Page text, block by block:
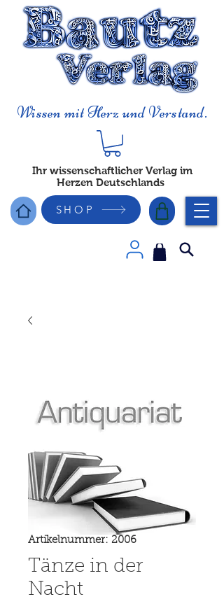
Wissen mit Herz und Verstand.
Ihr wissenschaftlicher Verlag im
Herzen Deutschlands
SHOP
Artikelnummer: 2006
Tänze in der
Nacht